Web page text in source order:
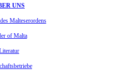
UNS
Malteserordens
of Malta